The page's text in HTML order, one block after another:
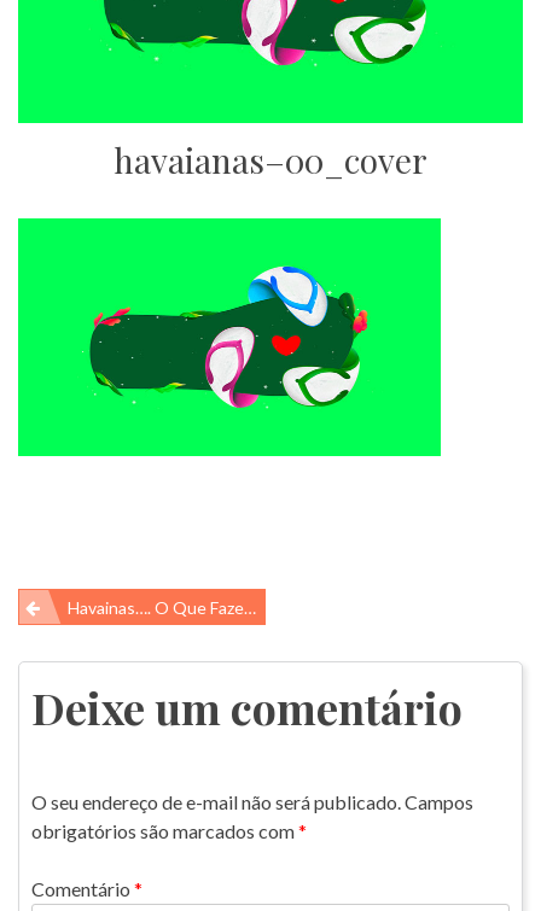
havaianas–00_cover
Navegação
de
Post
Havainas…. O Que Fazer Após O Uso?
Deixe um comentário
O seu endereço de e-mail não será publicado. Campos
obrigatórios são marcados com*
Comentário *